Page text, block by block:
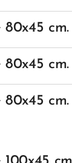
80x45 cm.
80x45 cm.
80x45 cm.